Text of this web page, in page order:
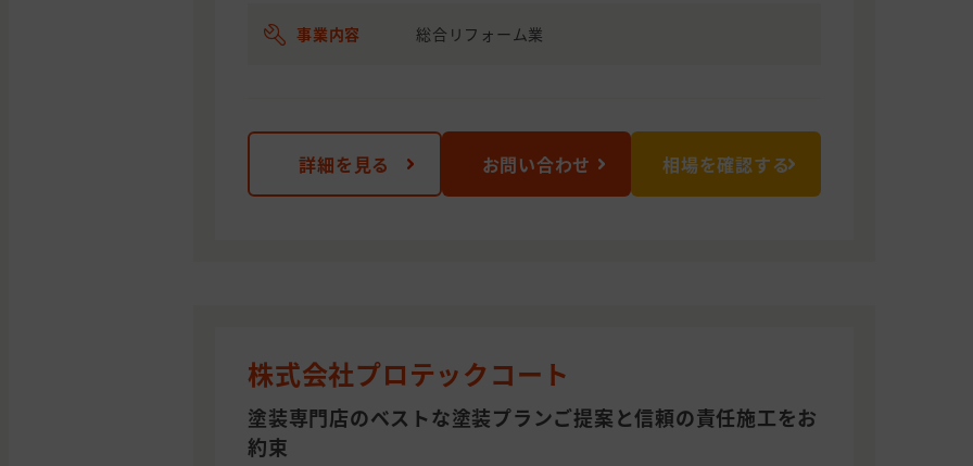
事業内容 総合リフォーム業
詳細を見る お問い合わせ 相場を確認する
株式会社プロテックコート
塗装専門店のベストな塗装プランご提案と信頼の責任施工をお
約束